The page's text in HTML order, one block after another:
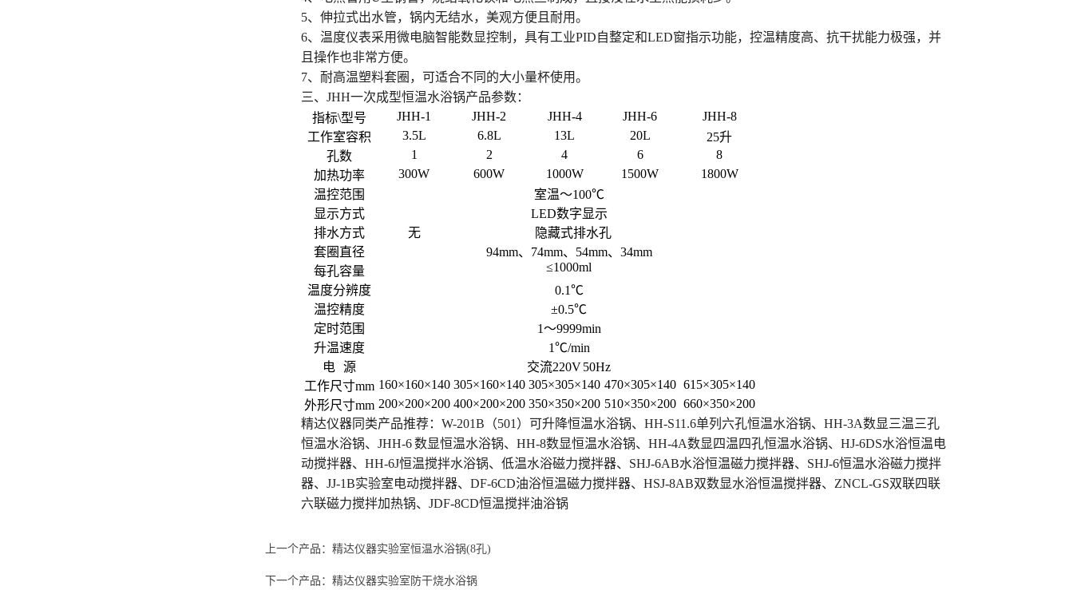
5、伸拉式出水管，锅内无结水，美观方便且耐用。
6、温度仪表采用微电脑智能数显控制，具有工业PID自整定和LED窗指示功能，控温精度高、抗干扰能力极强，并
且操作也非常方便。
7、耐高温塑料套圈，可适合不同的大小量杯使用。
三、JHH一次成型恒温水浴锅产品参数：
指标\型号
JHH-1 JHH-2 JHH-4 JHH-6
JHH-8
工作室容积
3.5L 6.8L 13L 20L 25升
孔数
1 2 4 6
8
加热功率
300W 600W 1000W 1500W
1800W
温控范围
室温～100℃
显示方式
LED数字显示
排水方式
无
隐藏式排水孔
套圈直径
94mm、74mm、54mm、34mm
每孔容量
≤1000ml
温度分辨度
0.1℃
温控精度
±0.5℃
定时范围
1～9999min
升温速度
1℃/min
电 源
交流220V 50Hz
工作尺寸mm 160×160×140 305×160×140 305×305×140 470×305×140 615×305×140
外形尺寸mm 200×200×200 400×200×200 350×350×200 510×350×200 660×350×200
精达仪器同类产品推荐： W-201B （501 ）可升降恒温水浴锅、 HH-S11.6单列六孔恒温水浴锅、 HH-3A数显三温三孔
恒温水浴锅、 JHH-6数显恒温水浴锅、 HH-8数显恒温水浴锅、 HH-4A数显四温四孔恒温水浴锅、 HJ-6DS水浴恒温电
动搅拌器、 HH-6J恒温搅拌水浴锅、低温水浴磁力搅拌器、 SHJ-6AB水浴恒温磁力搅拌器、 SHJ-6恒温水浴磁力搅拌
器、 JJ-1B实验室电动搅拌器、 DF-6CD油浴恒温磁力搅拌器、 HSJ-8AB双数显水浴恒温搅拌器、 ZNCL-GS双联四联
六联磁力搅拌加热锅、 JDF-8CD恒温搅拌油浴锅
上一个产品： 精达仪器实验室恒温水浴锅(8孔)
下一个产品： 精达仪器实验室防干烧水浴锅